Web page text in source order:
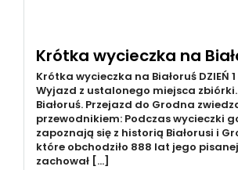
Krótka wycieczka na
Krótka wycieczka na Białoruś DZIEŃ 1
Wyjazd z ustalonego miejsca
Białoruś. Przejazd do Grodna
przewodnikiem: Podczas wycieczki
zapoznają się z historią Białorusi i
które obchodziło 888 lat jego
zachował […]